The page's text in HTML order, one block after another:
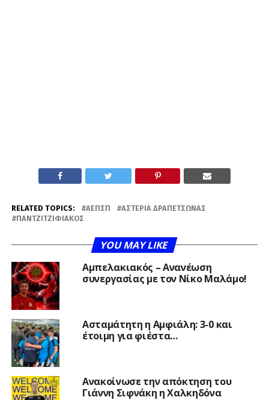
RELATED TOPICS: Α΄ΕΠΣΠ
ΑΣΤΈΡΙΑ ΔΡΑΠΕΤΣΏΝΑΣ
ΠΑΝΤΖΙΤΖΙΦΙΑΚΌΣ
YOU MAY LIKE
Αμπελακιακός – Ανανέωση
συνεργασίας με τον Νίκο Μαλάμο!
Ασταμάτητη η Αμφιάλη: 3-0 και
έτοιμη για φιέστα…
Ανακοίνωσε την απόκτηση του
Γιάννη Σιφνάκη η Χαλκηδόνα